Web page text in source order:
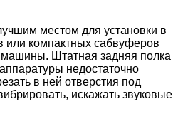
местом для установки в
или компактных сабвуферов
машины. Штатная задняя полка
недостаточно
в ней отверстия под
искажать звуковые